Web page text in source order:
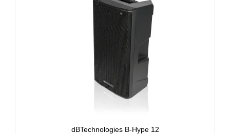
dBTechnologies B-Hype 12